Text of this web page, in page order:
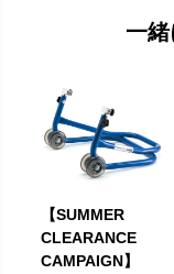
一
【SUMMER
CLEARANCE
CAMPAIGN】